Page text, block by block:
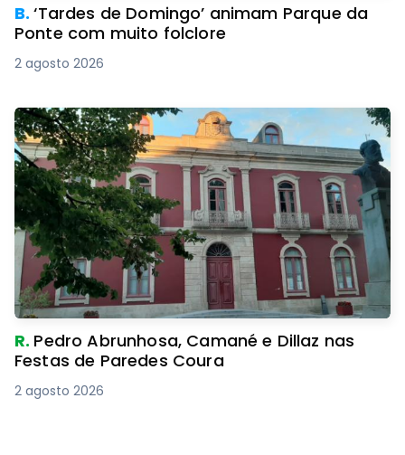
B.‘Tardes de Domingo’ animam Parque da
Ponte com muito folclore
2 agosto 2026
R. Pedro Abrunhosa, Camané e Dillaz nas
Festas de Paredes Coura
2 agosto 2026